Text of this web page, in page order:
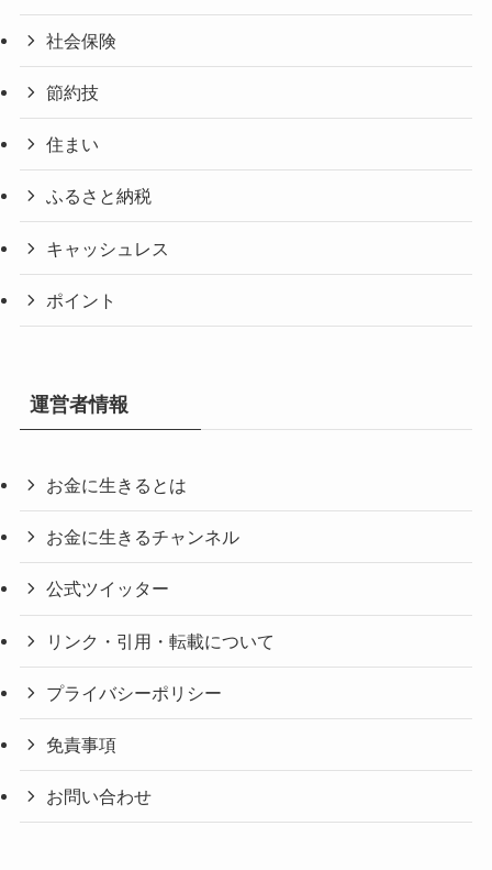
社会保険
節約技
住まい
ふるさと納税
キャッシュレス
ポイント
運営者情報
お金に生きるとは
お金に生きるチャンネル
公式ツイッター
リンク・引用・転載について
プライバシーポリシー
免責事項
お問い合わせ